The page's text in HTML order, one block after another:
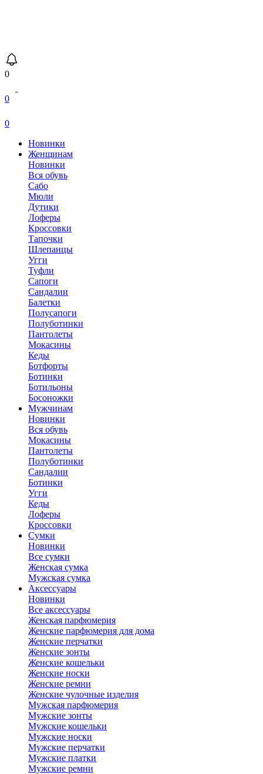
0
0
0
Новинки
Женщинам
Новинки
Вся обувь
Сабо
Мюли
Дутики
Лоферы
Кроссовки
Тапочки
Шлепанцы
Угги
Туфли
Сапоги
Сандалии
Балетки
Полусапоги
Полуботинки
Пантолеты
Мокасины
Кеды
Ботфорты
Ботинки
Ботильоны
Босоножки
Мужчинам
Новинки
Вся обувь
Мокасины
Пантолеты
Полуботинки
Сандалии
Ботинки
Угги
Кеды
Лоферы
Кроссовки
Сумки
Новинки
Все сумки
Женская сумка
Мужская сумка
Аксессуары
Новинки
Все аксессуары
Женская парфюмерия
Женские парфюмерия для дома
Женские перчатки
Женские зонты
Женские кошельки
Женские носки
Женские ремни
Женские чулочные изделия
Мужская парфюмерия
Мужские зонты
Мужские кошельки
Мужские носки
Мужские перчатки
Мужские платки
Мужские ремни